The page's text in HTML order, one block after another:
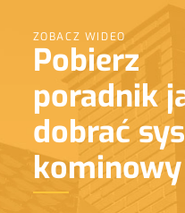
ZOBACZ WIDEO
Pobierz
poradnik
dobrać
kominowy